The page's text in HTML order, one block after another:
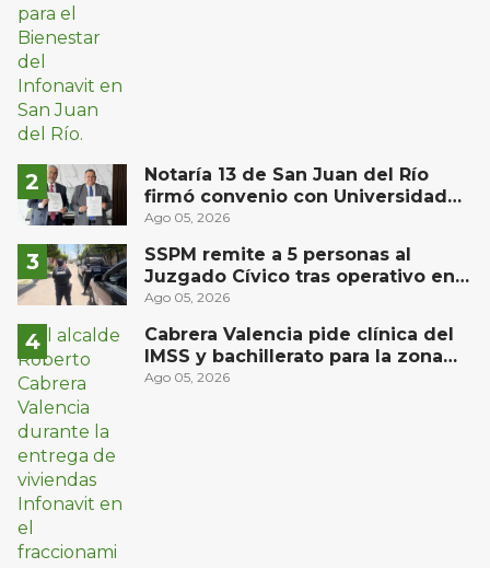
Notaría 13 de San Juan del Río
firmó convenio con Universidad
Privada del Bajío para recibir
Ago 05, 2026
SSPM remite a 5 personas al
Juzgado Cívico tras operativo en
San Juan del Río
Ago 05, 2026
Cabrera Valencia pide clínica del
IMSS y bachillerato para la zona
oriente de San Juan del Río
Ago 05, 2026